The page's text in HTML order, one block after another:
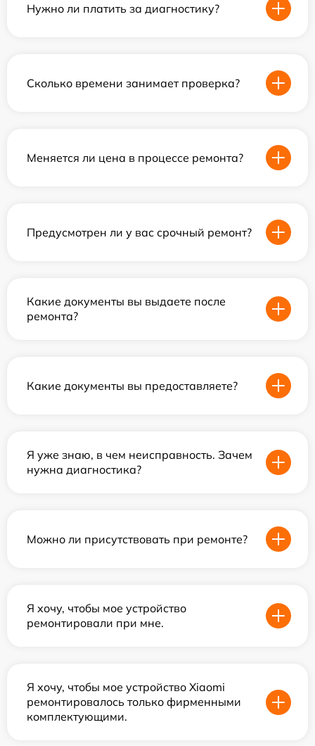
Нужно ли платить за диагностику?
Сколько времени занимает проверка?
Меняется ли цена в процессе ремонта?
Предусмотрен ли у вас срочный ремонт?
Какие документы вы выдаете после
ремонта?
Какие документы вы предоставляете?
Я уже знаю, в чем неисправность. Зачем
нужна диагностика?
Можно ли присутствовать при ремонте?
Я хочу, чтобы мое устройство
ремонтировали при мне.
Я хочу, чтобы мое устройство Xiaomi
ремонтировалось только фирменными
комплектующими.